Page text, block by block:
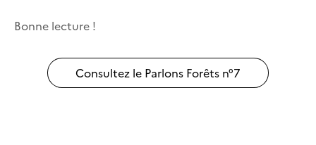
Bonne lecture !
Consultez le Parlons Forêts n°7